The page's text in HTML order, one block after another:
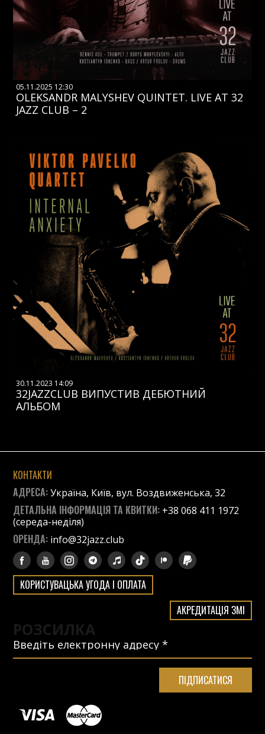
05.11.2025 12:30
OLEKSANDR MALYSHEV QUINTET. LIVE AT 32
JAZZ CLUB – 2
30.11.2023 14:09
32JAZZCLUB ВИПУСТИВ ДЕБЮТНИЙ
АЛЬБОМ
КОНТАКТИ
АДРЕСА:Україна, Київ, вул. Воздвиженська, 32
ДЕТАЛЬНА ІНФОРМАЦІЯ ТА КВИТКИ: +38 068 411 1972
(середа-неділя)
ОРЕНДА: info@32jazz.club
КОРИСТУВАЦЬКА УГОДА І ОПЛАТА
АКРЕДИТАЦІЯ ЗМІ
РОЗСИЛКА